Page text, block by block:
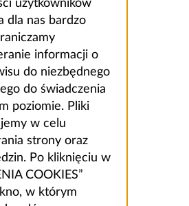
użytkowników
dla nas bardzo
informacji o
do niezbędnego
do świadczenia
poziomie. Pliki
w celu
strony oraz
Po kliknięciu w
COOKIES”
w którym